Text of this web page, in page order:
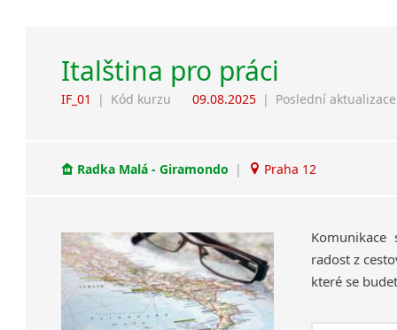
Italština pro práci
IF_01 | Kód kurzu 09.08.2025 | Poslední aktualizace
Radka Malá - Giramondo | Praha 12
radost z